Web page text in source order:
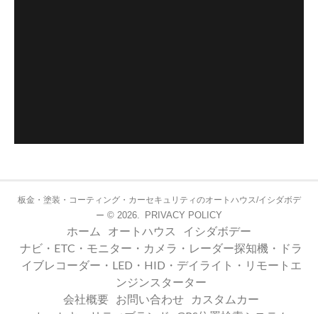
板金・塗装・コーティング・カーセキュリティのオートハウス/イシダボデ
ー © 2026. PRIVACY POLICY
ホーム オートハウス
イシダボデー
ナビ・ETC・モニター・カメラ・レーダー探知機・ドラ
イブレコーダー・LED・HID・デイライト・リモートエ
ンジンスターター
会社概要 お問い合わせ
カスタムカー